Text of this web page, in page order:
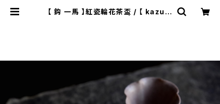
【 鈎 一馬 】紅瓷輪花茶盃 / 【 kazum